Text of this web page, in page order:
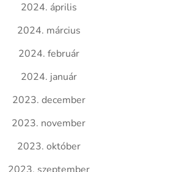
2024. április
2024. március
2024. február
2024. január
2023. december
2023. november
2023. október